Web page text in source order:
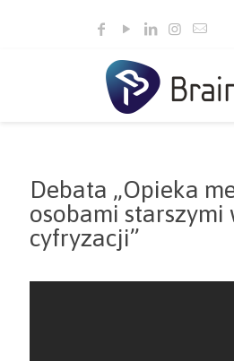
Debata „Opieka
osobami starszymi
cyfryzacji”